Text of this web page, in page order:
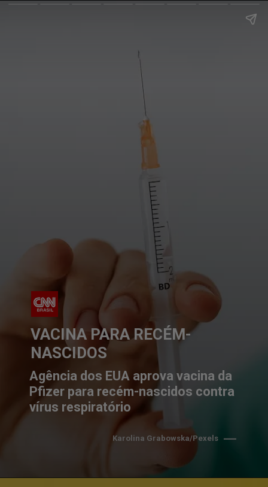
VACINA PARA RECÉM-
NASCIDOS
Agência dos EUA aprova vacina da
Pfizer para recém-nascidos contra
vírus respiratório
Karolina Grabowska/Pexels